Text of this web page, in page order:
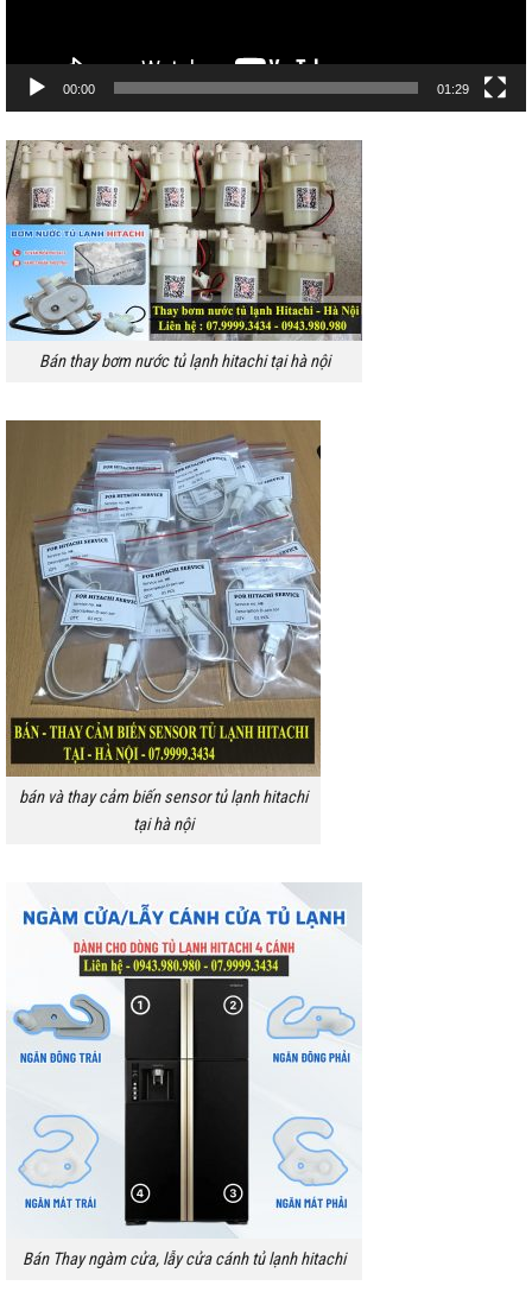
00:00 01:29
Bán thay bơm nước tủ lạnh hitachi tại hà nội
bán và thay cảm biến sensor tủ lạnh hitachi
tại hà nội
Bán Thay ngàm cửa, lẫy cửa cánh tủ lạnh hitachi